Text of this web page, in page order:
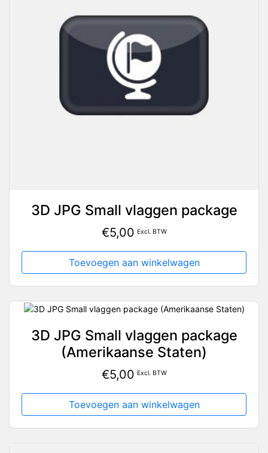
3D JPG Small vlaggen package
€5,00 Excl. BTW
Toevoegen aan winkelwagen
3D JPG Small vlaggen package
(Amerikaanse Staten)
€5,00 Excl. BTW
Toevoegen aan winkelwagen